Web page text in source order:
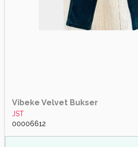
Vibeke Velvet Bukser
JST
00006612